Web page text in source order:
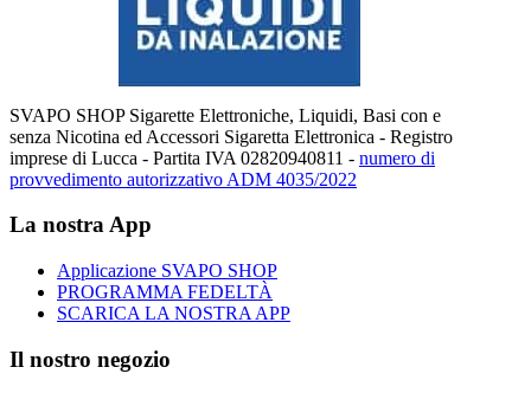
SVAPO SHOP Sigarette Elettroniche, Liquidi, Basi con e
senza Nicotina ed Accessori Sigaretta Elettronica - Registro
imprese di Lucca - Partita IVA 02820940811 - numero di
provvedimento autorizzativo ADM 4035/2022
La nostra App
Applicazione SVAPO SHOP
PROGRAMMA FEDELTÀ
SCARICA LA NOSTRA APP
Il nostro negozio